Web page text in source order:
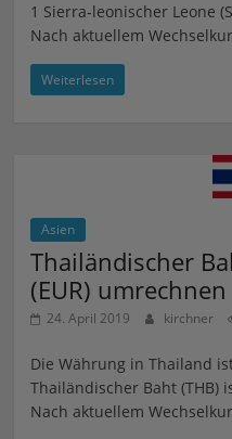
1 Sierra-leonischer Leone
Nach aktuellem
Weiterlesen
Asien
Thailändischer
(EUR) umrechnen
24. April 2019 kirchner
Die Währung in Thailand
Thailändischer Baht (THB)
Nach aktuellem